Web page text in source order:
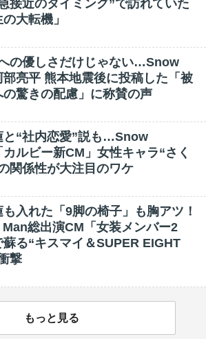
接近のタイミング”で訪れていた
の大転機」
の優しさだけじゃない…Snow
部亮平 熊本地震後に投稿した「被
の驚きの配慮」に称賛の声
と“社内恋愛”説も…Snow
ルビー新CM」女性キャラ“さく
関係性が大注目のワケ
も入れた「9脚の椅子」も胸アツ！
総出演CM「女装メンバー2
蘇る“キスマイ＆SUPER EIGHT
撃
もっと見る